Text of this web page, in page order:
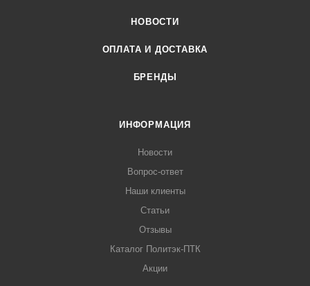
НОВОСТИ
ОПЛАТА И ДОСТАВКА
БРЕНДЫ
ИНФОРМАЦИЯ
Новости
Вопрос-ответ
Наши клиенты
Статьи
Отзывы
Каталог Политэк-ПТК
Акции